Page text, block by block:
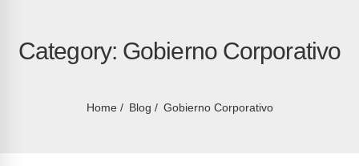
Category: Gobierno Corporativo
Home Blog Gobierno Corporativo